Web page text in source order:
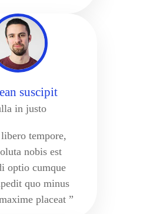
suscipit
in justo
tempore,
nobis est
optio cumque
quo minus
placeat ”